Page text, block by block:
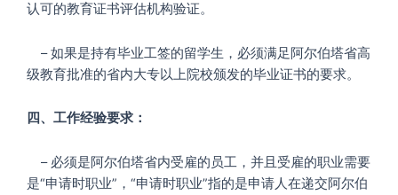
认可的教育证书评估机构验证。
– 如果是持有毕业工签的留学生，必须满足阿尔伯塔省高
级教育批准的省内大专以上院校颁发的毕业证书的要求。
四、工作经验要求：
– 必须是阿尔伯塔省内受雇的员工，并且受雇的职业需要
是“申请时职业”，“申请时职业”指的是申请人在递交阿尔伯